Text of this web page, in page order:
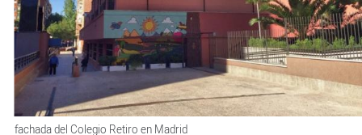
fachada del Colegio Retiro en Madrid